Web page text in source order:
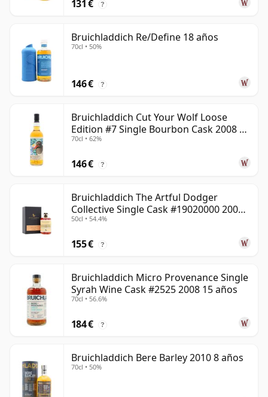
131 € ?
Bruichladdich Re/Define 18 años
70cl • 50%
146 € ?
Bruichladdich Cut Your Wolf Loose
Edition #7 Single Bourbon Cask 2008 14
años
70cl • 62%
146 € ?
Bruichladdich The Artful Dodger
Collective Single Cask #19020000 2001
22 años
50cl • 54.4%
155 € ?
Bruichladdich Micro Provenance Single
Syrah Wine Cask #2525 2008 15 años
70cl • 56.6%
184 € ?
Bruichladdich Bere Barley 2010 8 años
70cl • 50%